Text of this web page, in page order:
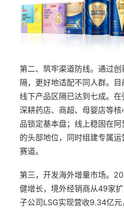
第二、筑牢渠道防线。通过
隔，更好地适配不同人群。
线下产品区隔已达到七成。
深耕药店、商超、母婴店等
品锁定基本盘；线上稳固在
的头部地位，同时组建专属
赛道。
第三，开发海外增量市场。
健增长，境外经销商从49家
子公司LSG实现营收9.34亿元